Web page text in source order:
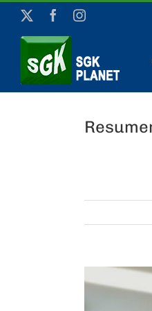
Saltar
contenido
FacebookInstagram
imagen